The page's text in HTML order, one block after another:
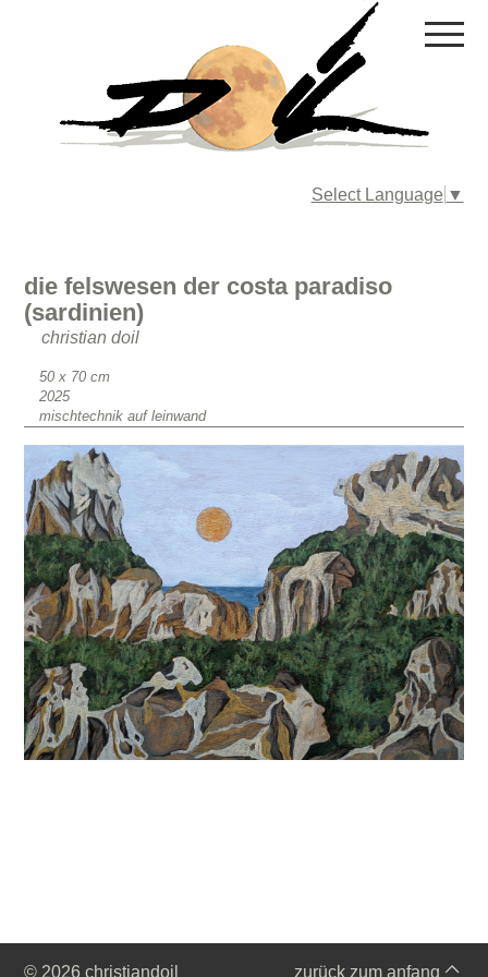
Select Language ▼
die felswesen der costa paradiso
(sardinien)
christian doil
Format
50 x 70 cm
Erscheinungsjahr
2025
Material
mischtechnik auf leinwand
© 2026 christiandoil zurück zum anfang